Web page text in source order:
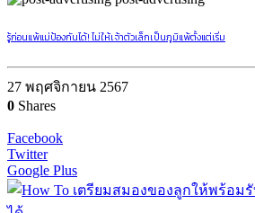
รู้ก่อนแพ้แม่ป้องกันได้! ไม่ให้เจ้าตัวเล็กเป็นภูมิแพ้ตั้งแต่เริ่ม
27 พฤศจิกายน 2567
0 Shares
Facebook
Twitter
Google Plus